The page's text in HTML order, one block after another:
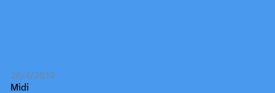
26/4/2019
Midi